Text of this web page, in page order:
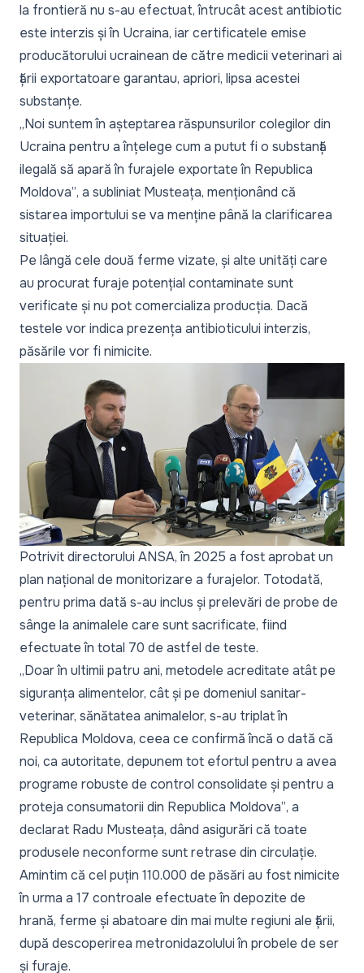
la frontieră nu s-au efectuat, întrucât acest antibiotic
este interzis și în Ucraina, iar certificatele emise
producătorului ucrainean de către medicii veterinari ai
țării exportatoare garantau, apriori, lipsa acestei
substanțe.
„Noi suntem în așteptarea răspunsurilor colegilor din
Ucraina pentru a înțelege cum a putut fi o substanță
ilegală să apară în furajele exportate în Republica
Moldova”, a subliniat Musteața, menționând că
sistarea importului se va menține până la clarificarea
situației.
Pe lângă cele două ferme vizate, și alte unități care
au procurat furaje potențial contaminate sunt
verificate și nu pot comercializa producția. Dacă
testele vor indica prezența antibioticului interzis,
păsările vor fi nimicite.
Potrivit directorului ANSA, în 2025 a fost aprobat un
plan național de monitorizare a furajelor. Totodată,
pentru prima dată s-au inclus și prelevări de probe de
sânge la animalele care sunt sacrificate, fiind
efectuate în total 70 de astfel de teste.
„Doar în ultimii patru ani, metodele acreditate atât pe
siguranța alimentelor, cât și pe domeniul sanitar-
veterinar, sănătatea animalelor, s-au triplat în
Republica Moldova, ceea ce confirmă încă o dată că
noi, ca autoritate, depunem tot efortul pentru a avea
programe robuste de control consolidate și pentru a
proteja consumatorii din Republica Moldova”, a
declarat Radu Musteața, dând asigurări că toate
produsele neconforme sunt retrase din circulație.
Amintim că cel puțin 110.000 de păsări au fost nimicite
în urma a 17 controale efectuate în depozite de
hrană, ferme și abatoare din mai multe regiuni ale țării,
după descoperirea metronidazolului în probele de ser
și furaje.